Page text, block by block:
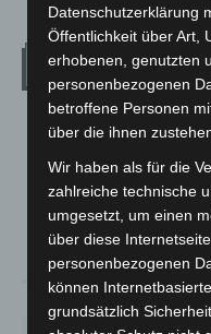
LANGENHAGEN
Überwiegend Bewölkt
Datenschutzerklärung
Öffentlichkeit über Art,
erhobenen, genutzten
personenbezogenen
betroffene Personen
über die ihnen
Wir haben als für die
zahlreiche technische
umgesetzt, um einen
über diese
personenbezogenen
können
grundsätzlich